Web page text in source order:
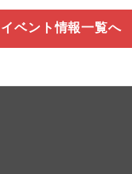
イベント情報一覧へ